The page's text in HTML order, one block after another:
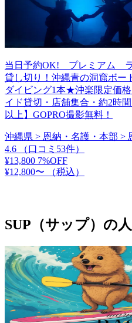
当日予約OK! プレミアム
貸し切り！沖縄青の洞窟ボー
ダイビング1本★沖楽限定価
イド貸切・店舗集合・約2時
以上】GOPRO撮影無料！
沖縄県 > 恩納・名護・本部 >
4.6
（口コミ53件）
¥13,800 7%OFF
¥12,800〜
（税込）
SUP（サップ）の